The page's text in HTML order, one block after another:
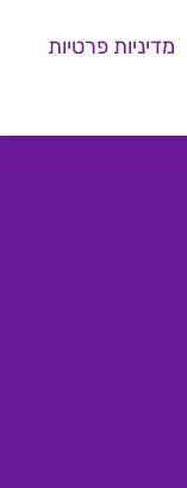
מדיניות פרטיות